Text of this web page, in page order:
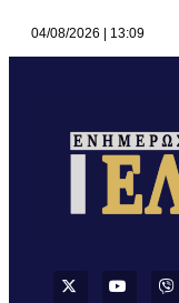
04/08/2026 13:09